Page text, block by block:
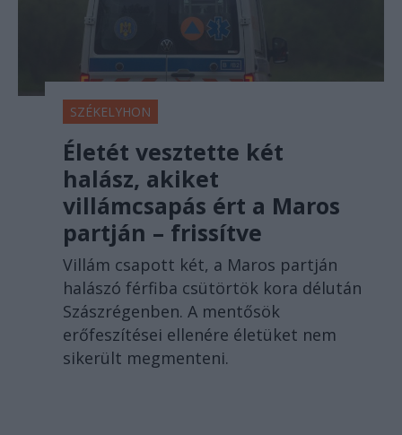
SZÉKELYHON
Életét vesztette két
halász, akiket
villámcsapás ért a Maros
partján – frissítve
Villám csapott két, a Maros partján
halászó férfiba csütörtök kora délután
Szászrégenben. A mentősök
erőfeszítései ellenére életüket nem
sikerült megmenteni.